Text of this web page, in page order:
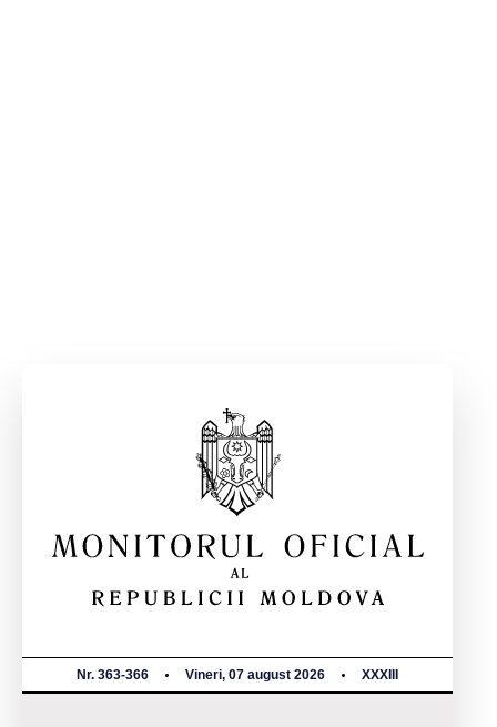
Nr. 363-366 Vineri, 07 august 2026 XXXIII